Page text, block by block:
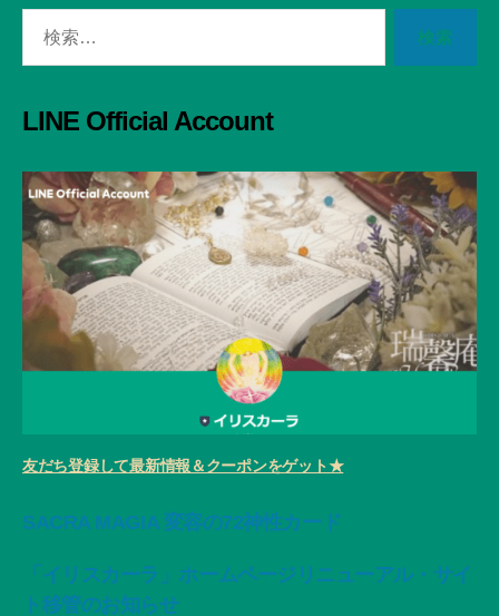
LINE Official Account
友だち登録して最新情報＆クーポンをゲット★
SACRA MAGIA 変容の72神性カード
「イリスカーラ」ホームページリニューアル・サイ
ト移管のお知らせ